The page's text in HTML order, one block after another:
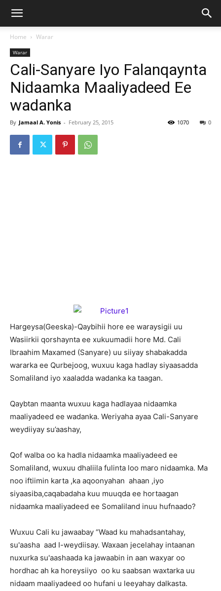
Home Warar
Warar
Cali-Sanyare Iyo Falanqaynta
Nidaamka Maaliyadeed Ee
wadanka
By Jamaal A. Yonis - February 25, 2015 0
1070
Hargeysa(Geeska)-Qaybihii hore ee waraysigii uu
Wasiirkii qorshaynta ee xukuumadii hore Md. Cali
Ibraahim Maxamed (Sanyare) uu siiyay shabakadda
wararka ee Qurbejoog, wuxuu kaga hadlay siyaasadda
Somaliland iyo xaaladda wadanka ka taagan.
Qaybtan maanta wuxuu kaga hadlayaa nidaamka
maaliyadeed ee wadanka. Weriyaha ayaa Cali-Sanyare
weydiiyay su’aashay,
Qof walba oo ka hadla nidaamka maaliyadeed ee
Somaliland, wuxuu dhaliila fulinta loo maro nidaamka. Ma
noo iftiimin karta ,ka aqoonyahan ahaan ,iyo
siyaasiba,caqabadaha kuu muuqda ee hortaagan
nidaamka maaliyadeed ee Somaliland inuu hufnaado?
Wuxuu Cali ku jawaabay “Waad ku mahadsantahay,
su'aasha aad I-weydiisay. Waxaan jecelahay intaanan
nuxurka su'aashaada ka jawaabin in aan waxyar oo
hordhac ah ka horeysiiyo oo ku saabsan waxtarka uu
nidaam maaliyadeed oo hufani u leeyahay dalkasta.